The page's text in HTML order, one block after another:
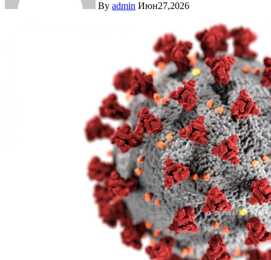
By admin Июн27,2026